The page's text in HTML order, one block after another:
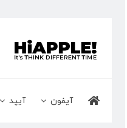
content
آیفون آیپد